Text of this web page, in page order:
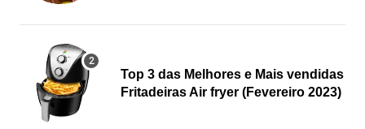
Top 3 das Melhores e Mais vendidas
Fritadeiras Air fryer (Fevereiro 2023)